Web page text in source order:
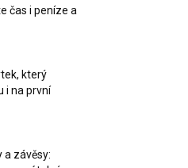
čas i peníze a
který
i na první
a závěsy: